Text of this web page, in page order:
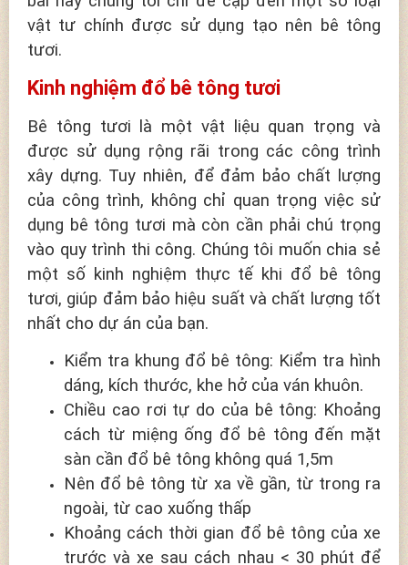
vật tư chính được sử dụng tạo nên bê tông
tươi.
Kinh nghiệm đổ bê tông tươi
Bê tông tươi là một vật liệu quan trọng và
được sử dụng rộng rãi trong các công trình
xây dựng. Tuy nhiên, để đảm bảo chất lượng
của công trình, không chỉ quan trọng việc sử
dụng bê tông tươi mà còn cần phải chú trọng
vào quy trình thi công. Chúng tôi muốn chia sẻ
một số kinh nghiệm thực tế khi đổ bê tông
tươi, giúp đảm bảo hiệu suất và chất lượng tốt
nhất cho dự án của bạn.
Kiểm tra khung đổ bê tông: Kiểm tra hình
dáng, kích thước, khe hở của ván khuôn.
Chiều cao rơi tự do của bê tông: Khoảng
cách từ miệng ống đổ bê tông đến mặt
sàn cần đổ bê tông không quá 1,5m
Nên đổ bê tông từ xa về gần, từ trong ra
ngoài, từ cao xuống thấp
Khoảng cách thời gian đổ bê tông của xe
trước và xe sau cách nhau < 30 phút để